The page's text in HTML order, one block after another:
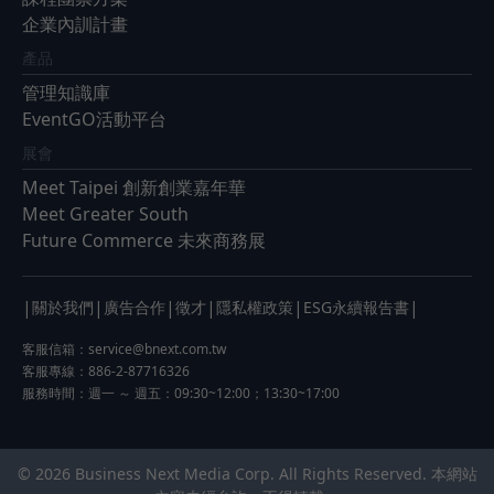
企業內訓計畫
產品
管理知識庫
EventGO活動平台
展會
Meet Taipei 創新創業嘉年華
Meet Greater South
Future Commerce 未來商務展
| 關於我們 | 廣告合作 | 徵才 | 隱私權政策 | ESG永續報告書 |
客服信箱： service@bnext.com.tw
客服專線：886-2-87716326
服務時間：週一 ～ 週五：09:30~12:00；13:30~17:00
© 2026 Business Next Media Corp. All Rights Reserved. 本網站